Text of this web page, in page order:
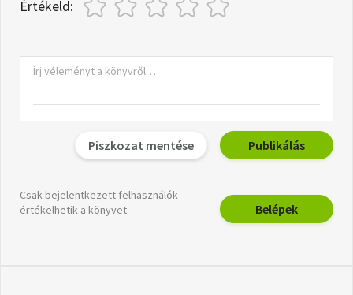
Értékeld:
Piszkozat mentése Publikálás
Csak bejelentkezett felhasználók
értékelhetik a könyvet.
Belépek